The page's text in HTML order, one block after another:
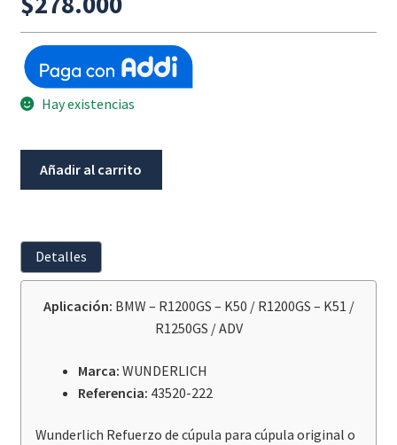
Hay existencias
R1200GS-
K50
Añadir al carrito
Detalles
Aplicación: BMW – R1200GS – K50 / R1200GS – K51 /
R1250GS / ADV
Marca: WUNDERLICH
Referencia: 43520-222
Wunderlich Refuerzo de cúpula para cúpula original o